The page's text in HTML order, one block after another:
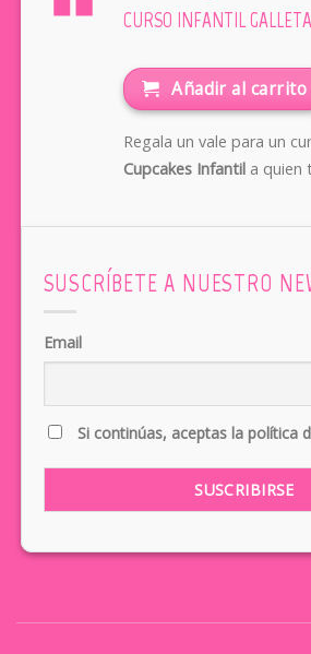
CURSO INFANTIL
Añadir al carrito
Regala un vale para un
Cupcakes Infantila quien
SUSCRÍBETE A NUESTRO
Email
Si continúas, aceptas la política